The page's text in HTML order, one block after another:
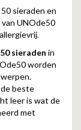
sieraden en
UNOde50
sieraden in
worden
beste
leer is wat de
met